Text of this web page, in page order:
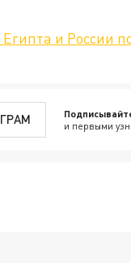
Египта и
и первыми